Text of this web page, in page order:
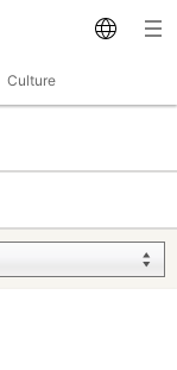
Culture